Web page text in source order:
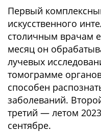
Первый
искусственного
столичным врачам
месяц он
лучевых
томограмме
способен
заболеваний.
третий — летом
сентябре.